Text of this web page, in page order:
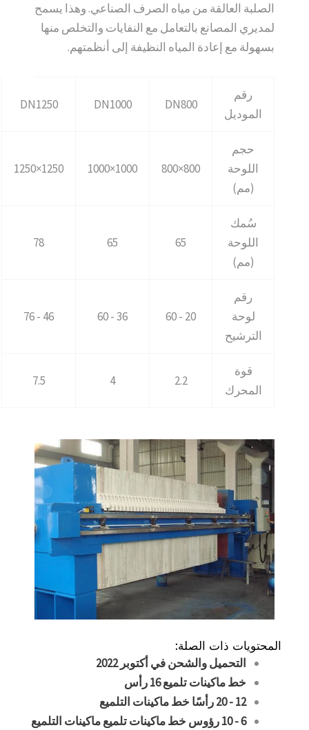
الصلبة العالقة من مياه الصرف الصناعي. وهذا يسمح
لمديري المصانع بالتعامل مع النفايات والتخلص منها
بسهولة مع إعادة المياه النظيفة إلى أنظمتهم.
رقم
الموديل
DN800
DN1000
DN1250
حجم
اللوحة
(مم)
800×800
1000×1000
1250×1250
سُمك
اللوحة
(مم)
65
65
78
رقم
لوحة
الترشيح
20 - 60
36 - 60
46 - 76
قوة
المحرك
2.2
4
7.5
المحتويات ذات الصلة:
التحميل والشحن في أكتوبر 2022
خط ماكينات تلميع 16 رأس
12 - 20 رأسًا خط ماكينات التلميع
6 - 10 رؤوس خط ماكينات تلميع ماكينات التلميع